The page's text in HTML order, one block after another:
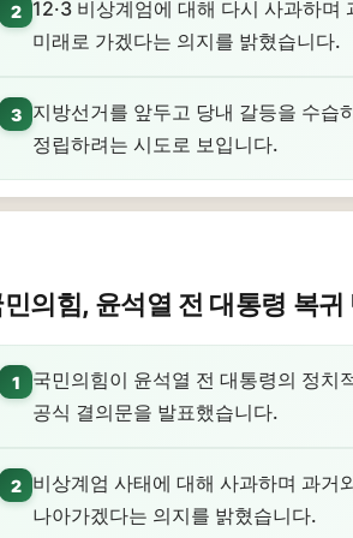
2 12·3 비상계엄에 대해 다시 사과하며
미래로 가겠다는 의지를 밝혔습니다.
3
지방선거를 앞두고 당내 갈등을 수습
정립하려는 시도로 보입니다.
의힘, 윤석열 전 대통령 복귀
1
국민의힘이 윤석열 전 대통령의 정치
공식 결의문을 발표했습니다.
2
비상계엄 사태에 대해 사과하며 과거
나아가겠다는 의지를 밝혔습니다.